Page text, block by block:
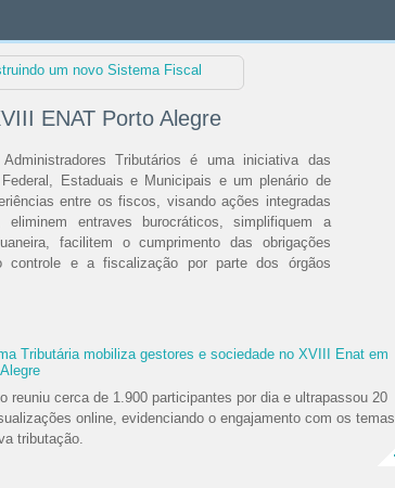
um novo Sistema Fiscal
ENAT Porto Alegre
Tributários é uma iniciativa das
Estaduais e Municipais e um plenário de
entre os fiscos, visando ações integradas
eliminem entraves burocráticos, simplifiquem a
facilitem o cumprimento das obrigações
controle e a fiscalização por parte dos órgãos
Organizadora do encontro para discussão
da Reforma Tributária: construindo um novo
realizada nos dias 30 de setembro e 1º de outubro
presencial e virtual, sem cobrança de taxa de
Tributária mobiliza gestores e sociedade no XVIII Enat em
reuniu cerca de 1.900 participantes por dia e ultrapassou 20
online, evidenciando o engajamento com os temas
tributação.